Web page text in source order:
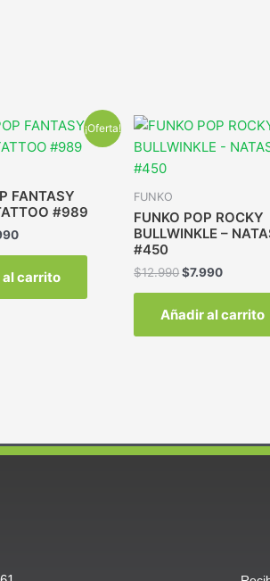
¡Oferta!
FANTASY
#989
carrito
FUNKO
FUNKO POP ROCKY
BULLWINKLE –
#450
$12.990 $7.990
Añadir al carrito